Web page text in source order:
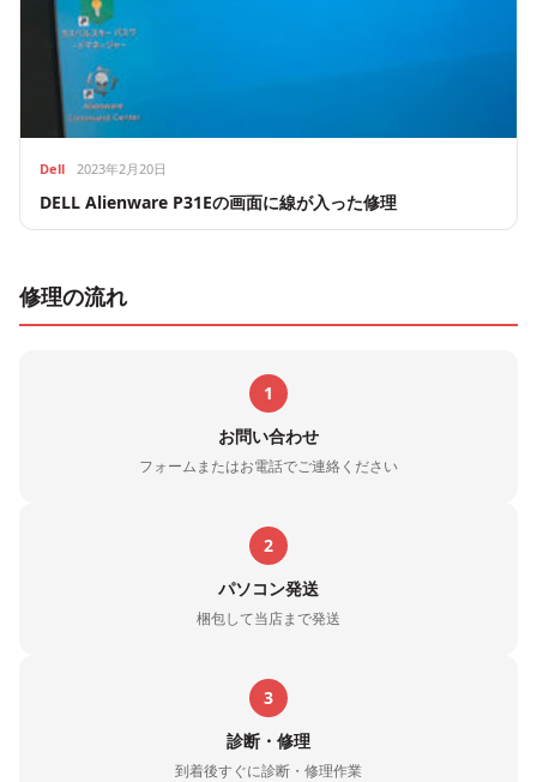
Dell 2023年2月20日
DELL Alienware P31Eの画面に線が入った修理
修理の流れ
1
お問い合わせ
フォームまたはお電話でご連絡ください
2
パソコン発送
梱包して当店まで発送
3
診断・修理
到着後すぐに診断・修理作業